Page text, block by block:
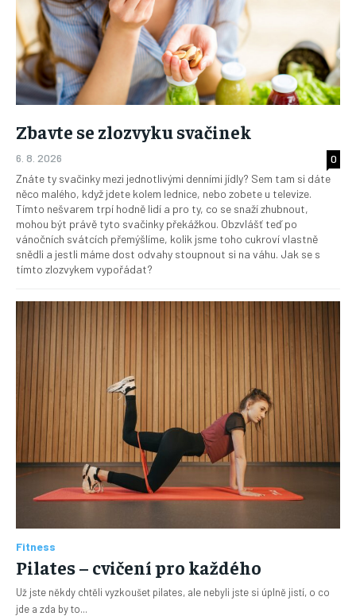
Zbavte se zlozvyku svačinek
6. 8. 2026
0
Znáte ty svačinky mezi jednotlivými denními jídly? Sem tam si dáte
něco malého, když jdete kolem lednice, nebo zobete u televize.
Tímto nešvarem trpí hodně lidí a pro ty, co se snaží zhubnout,
mohou být právě tyto svačinky překážkou. Obzvlášť teď po
vánočních svátcích přemýšlíme, kolik jsme toho cukroví vlastně
snědli a jestli máme dost odvahy stoupnout si na váhu. Jak se s
tímto zlozvykem vypořádat?
Fitness
Pilates – cvičení pro každého
Už jste někdy chtěli vyzkoušet pilates, ale nebyli jste si úplně jistí, o co
jde a zda by to...